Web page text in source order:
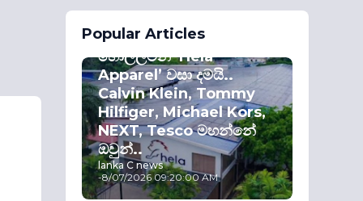
Popular Articles
කොළඹ කොටස්
හොල්ලමින් ‘Hela
Apparel’ වසා දමයි..
Calvin Klein, Tommy
Hilfiger, Michael Kors,
NEXT, Tesco මහන්නේ
ඔවුන්..
lanka C news
-8/07/2026 09:20:00 AM